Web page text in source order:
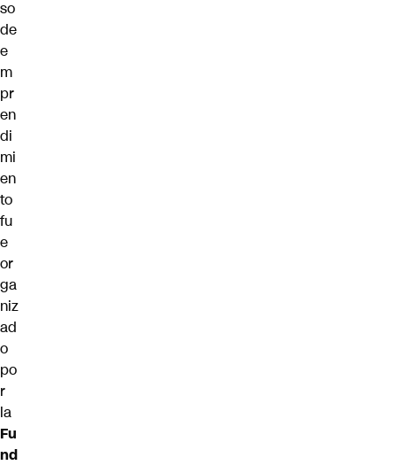
so
de
e
m
pr
en
di
mi
en
to
fu
e
or
ga
niz
ad
o
po
r
la
Fu
nd